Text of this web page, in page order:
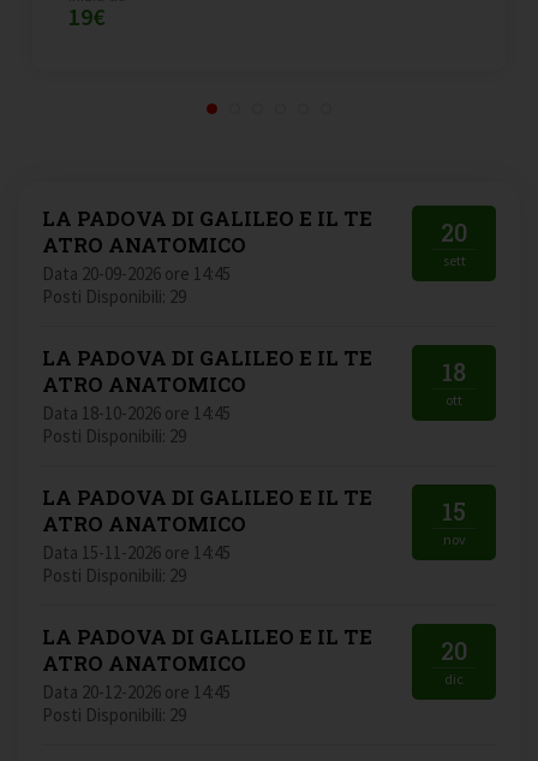
19€
LA PADOVA DI GALILEO E IL TE
ATRO ANATOMICO
Data 20-09-2026 ore 14:45
Posti Disponibili: 29
20
sett
LA PADOVA DI GALILEO E IL TE
ATRO ANATOMICO
Data 18-10-2026 ore 14:45
Posti Disponibili: 29
18
ott
LA PADOVA DI GALILEO E IL TE
ATRO ANATOMICO
Data 15-11-2026 ore 14:45
Posti Disponibili: 29
15
nov
LA PADOVA DI GALILEO E IL TE
ATRO ANATOMICO
Data 20-12-2026 ore 14:45
Posti Disponibili: 29
20
dic